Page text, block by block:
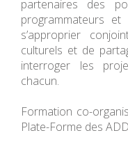
partenaires des
programmateurs
s’approprier
culturels et de
interroger les
chacun.
Formation co-
Plate-Forme des